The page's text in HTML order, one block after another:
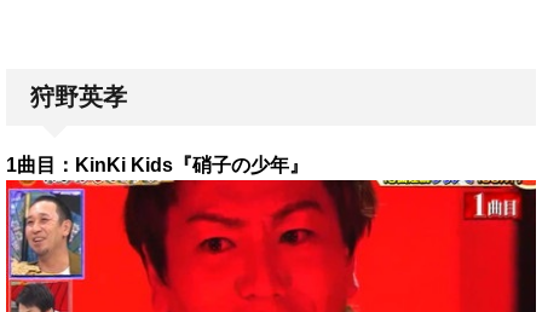
狩野英孝
1曲目：KinKi Kids『硝子の少年』